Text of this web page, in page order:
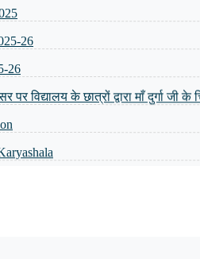
26
पर विद्यालय के छात्रों द्वारा माँ दुर्गा जी
25
Declared on 6th April 2024